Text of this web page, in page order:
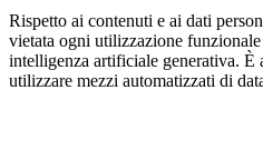
Rispetto ai contenuti e ai dati
vietata ogni utilizzazione
intelligenza artificiale generativa. È
utilizzare mezzi automatizzati di